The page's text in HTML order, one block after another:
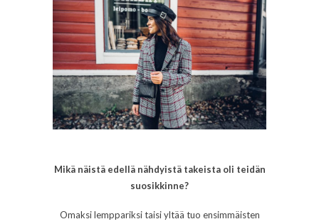
Mikä näistä edellä nähdyistä takeista oli teidän
suosikkinne?
Omaksi lemppariksi taisi yltää tuo ensimmäisten